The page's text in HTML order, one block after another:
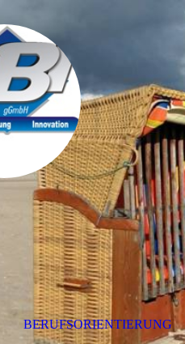
BERUFSORIENTIERUNG